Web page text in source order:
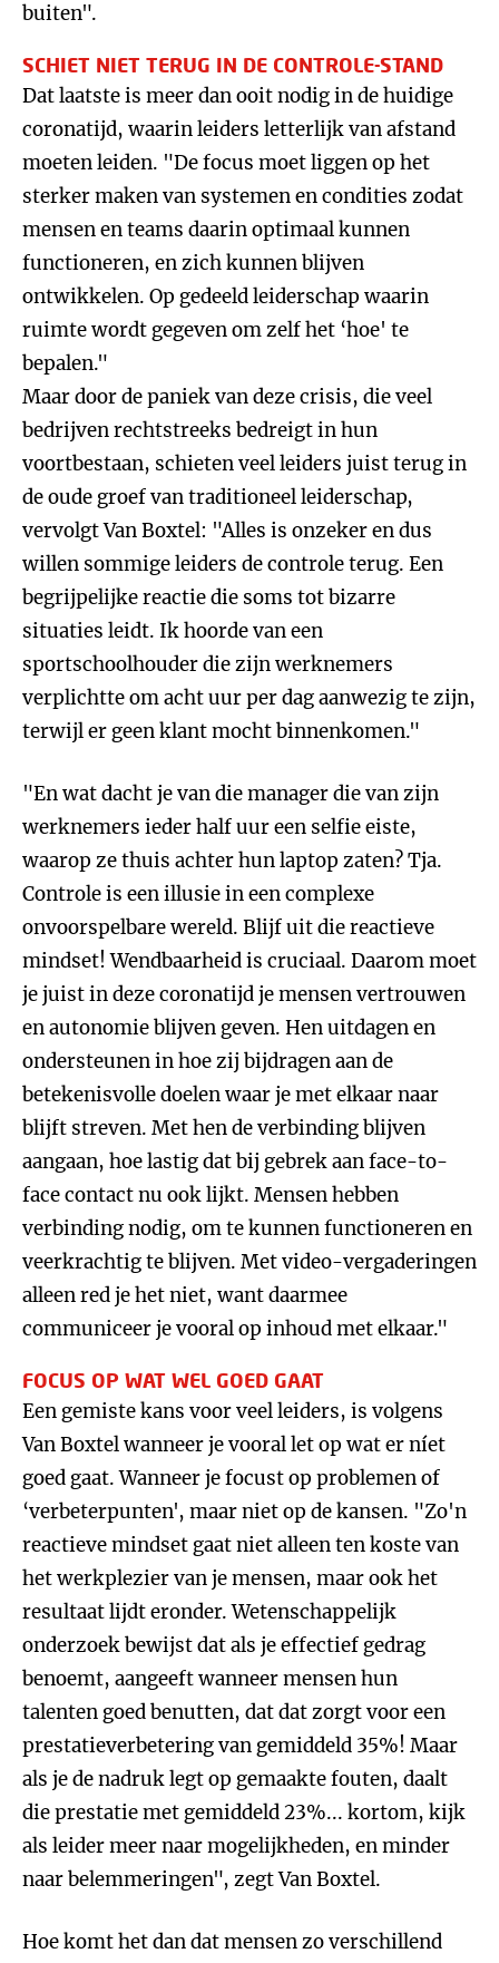
buiten".
SCHIET NIET TERUG IN DE CONTROLE-STAND
Dat laatste is meer dan ooit nodig in de huidige
coronatijd, waarin leiders letterlijk van afstand
moeten leiden. "De focus moet liggen op het
sterker maken van systemen en condities zodat
mensen en teams daarin optimaal kunnen
functioneren, en zich kunnen blijven
ontwikkelen. Op gedeeld leiderschap waarin
ruimte wordt gegeven om zelf het ‘hoe' te
bepalen."
Maar door de paniek van deze crisis, die veel
bedrijven rechtstreeks bedreigt in hun
voortbestaan, schieten veel leiders juist terug in
de oude groef van traditioneel leiderschap,
vervolgt Van Boxtel: "Alles is onzeker en dus
willen sommige leiders de controle terug. Een
begrijpelijke reactie die soms tot bizarre
situaties leidt. Ik hoorde van een
sportschoolhouder die zijn werknemers
verplichtte om acht uur per dag aanwezig te zijn,
terwijl er geen klant mocht binnenkomen."
"En wat dacht je van die manager die van zijn
werknemers ieder half uur een selfie eiste,
waarop ze thuis achter hun laptop zaten? Tja.
Controle is een illusie in een complexe
onvoorspelbare wereld. Blijf uit die reactieve
mindset! Wendbaarheid is cruciaal. Daarom moet
je juist in deze coronatijd je mensen vertrouwen
en autonomie blijven geven. Hen uitdagen en
ondersteunen in hoe zij bijdragen aan de
betekenisvolle doelen waar je met elkaar naar
blijft streven. Met hen de verbinding blijven
aangaan, hoe lastig dat bij gebrek aan face-to-
face contact nu ook lijkt. Mensen hebben
verbinding nodig, om te kunnen functioneren en
veerkrachtig te blijven. Met video-vergaderingen
alleen red je het niet, want daarmee
communiceer je vooral op inhoud met elkaar."
FOCUS OP WAT WEL GOED GAAT
Een gemiste kans voor veel leiders, is volgens
Van Boxtel wanneer je vooral let op wat er níet
goed gaat. Wanneer je focust op problemen of
‘verbeterpunten', maar niet op de kansen. "Zo'n
reactieve mindset gaat niet alleen ten koste van
het werkplezier van je mensen, maar ook het
resultaat lijdt eronder. Wetenschappelijk
onderzoek bewijst dat als je effectief gedrag
benoemt, aangeeft wanneer mensen hun
talenten goed benutten, dat dat zorgt voor een
prestatieverbetering van gemiddeld 35%! Maar
als je de nadruk legt op gemaakte fouten, daalt
die prestatie met gemiddeld 23%... kortom, kijk
als leider meer naar mogelijkheden, en minder
naar belemmeringen", zegt Van Boxtel.
Hoe komt het dan dat mensen zo verschillend